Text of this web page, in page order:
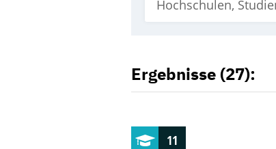
Ergebnisse (27):
11